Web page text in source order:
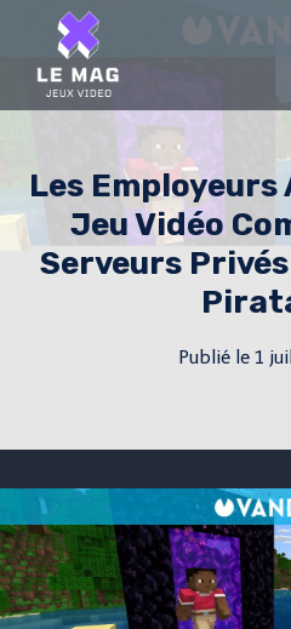
content
Les
Jeu Vidéo
Serveurs
Publié le 1